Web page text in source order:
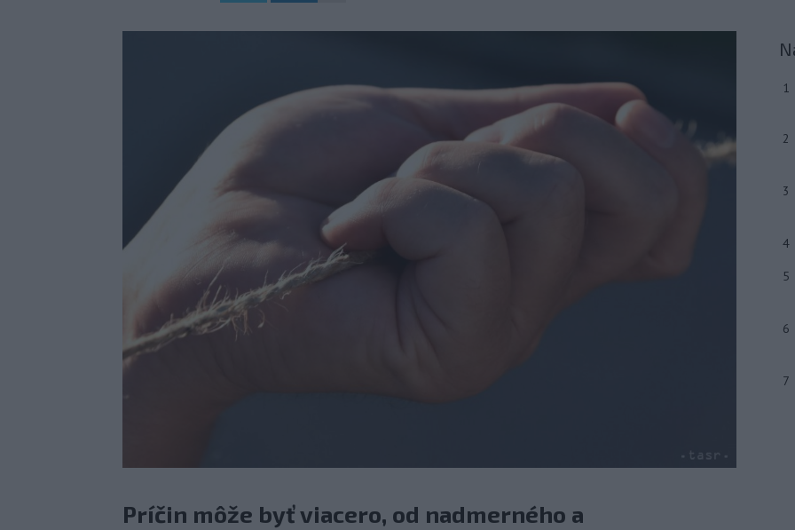
Príčin môže byť viacero, od nadmerného a
1
2
3
4
5
6
7